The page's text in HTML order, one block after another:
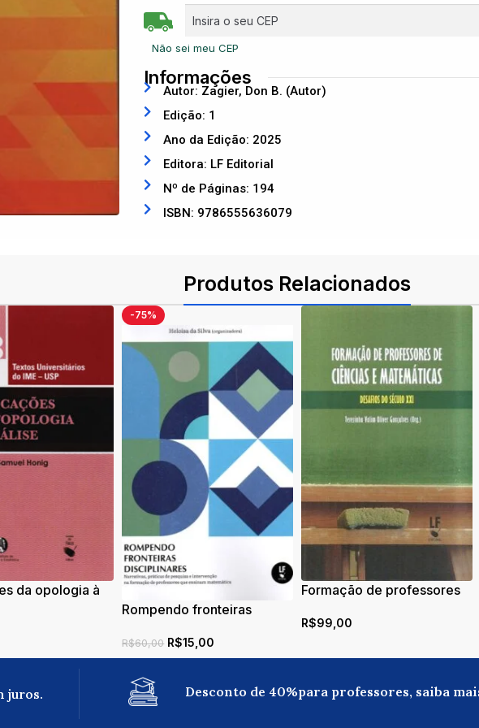
Não sei meu CEP
Informações
Autor: Zagier, Don B. (Autor)
Edição: 1
Ano da Edição: 2025
Editora: LF Editorial
Nº de Páginas: 194
ISBN: 9786555636079
Produtos Relacionados
da opologia à
-75%
Rompendo fronteiras
práticas de pesquisa e
intervenção na formação
de professores que
ensinam matemática
R$60,00 R$15,00
Formação de professores
desafios do século XXI
R$99,00
juros. Desconto de 40%para professores, saiba